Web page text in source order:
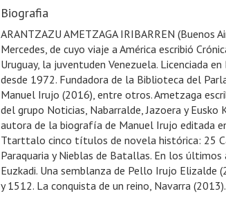
Biografia
ARANTZAZU AMETZAGA IRIBARREN (Buenos
Mercedes, de cuyo viaje a América escribió
Uruguay, la juventuden Venezuela. Licenciada
desde 1972. Fundadora de la Biblioteca del
Manuel Irujo (2016), entre otros. Ametzaga
del grupo Noticias, Nabarralde, Jazoera y
autora de la biografía de Manuel Irujo editada
Ttarttalo cinco títulos de novela histórica: 25
Paraquaria y Nieblas de Batallas. En los
Euzkadi. Una semblanza de Pello Irujo Elizalde
y 1512. La conquista de un reino, Navarra